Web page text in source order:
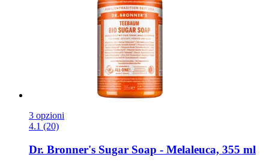
3 opzioni
4.1 (20)
Dr. Bronner's Sugar Soap -​ Melaleuca, 355 ml